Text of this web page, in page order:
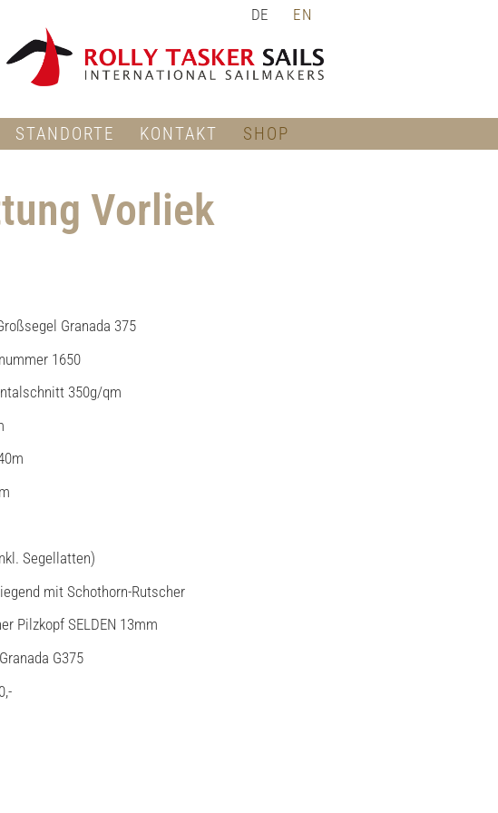
DE EN
STANDORTE KONTAKT SHOP
Vorliek
Granada 375
1650
350g/qm
Segellatten)
mit Schothorn-Rutscher
Pilzkopf SELDEN 13mm
G375